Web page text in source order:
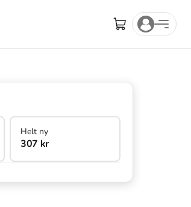
Helt ny
307 kr